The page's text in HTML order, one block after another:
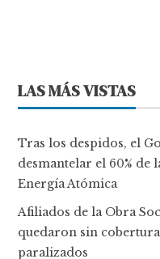
LAS MÁS VISTAS
Tras los despidos, el
desmantelar el 60% de
Energía Atómica
Afiliados de la Obra
quedaron sin
paralizados